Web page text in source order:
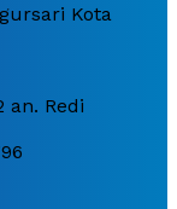
Kota
an. Redi